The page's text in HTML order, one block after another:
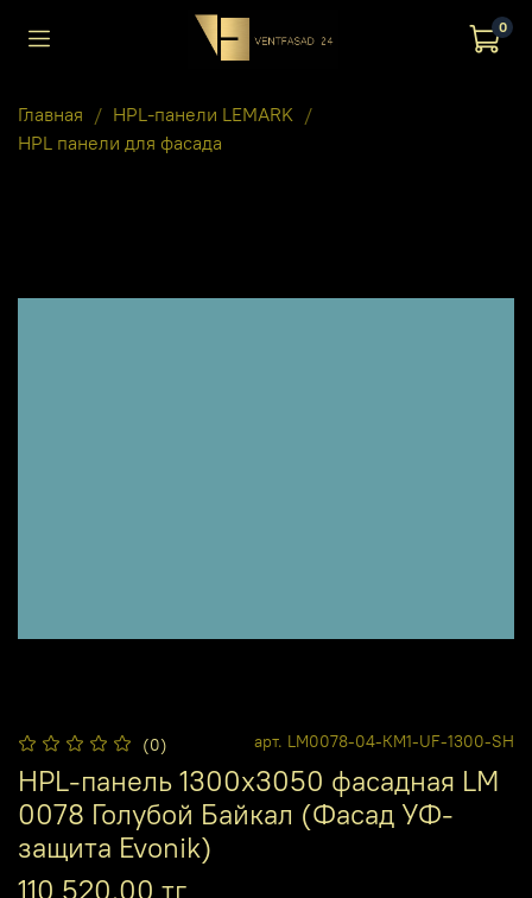
0
Главная
HPL-панели LEMARK
HPL панели для фасада
(0) арт. LM0078-04-КМ1-UF-1300-SH
HPL-панель 1300х3050 фасадная LM
0078 Голубой Байкал (Фасад УФ-
защита Evonik)
110 520.00 тг